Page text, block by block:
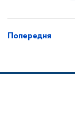
Попередня